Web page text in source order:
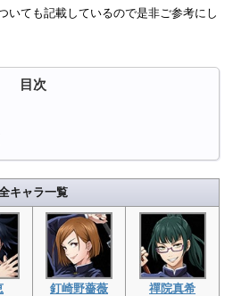
いても記載しているので是非ご参考にし
キャラ一覧
釘崎野薔薇 禪院真希